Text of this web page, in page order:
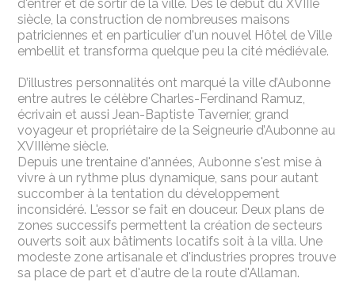
d'entrer et de sortir de la ville. Dès le début du XVIIIe
siècle, la construction de nombreuses maisons
patriciennes et en particulier d'un nouvel Hôtel de Ville
embellit et transforma quelque peu la cité médiévale.
D’illustres personnalités ont marqué la ville d’Aubonne
entre autres le célèbre Charles-Ferdinand Ramuz,
écrivain et aussi Jean-Baptiste Tavernier, grand
voyageur et propriétaire de la Seigneurie d’Aubonne au
XVIIIème siècle.
Depuis une trentaine d'années, Aubonne s'est mise à
vivre à un rythme plus dynamique, sans pour autant
succomber à la tentation du développement
inconsidéré. L'essor se fait en douceur. Deux plans de
zones successifs permettent la création de secteurs
ouverts soit aux bâtiments locatifs soit à la villa. Une
modeste zone artisanale et d'industries propres trouve
sa place de part et d'autre de la route d'Allaman.